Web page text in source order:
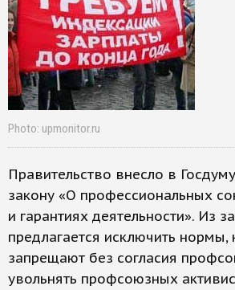
Photo: upmonitor.ru
Правительство внесло в
закону «О профессиональных
и гарантиях деятельности». Из
предлагается исключить нормы,
запрещают без согласия
увольнять профсоюзных